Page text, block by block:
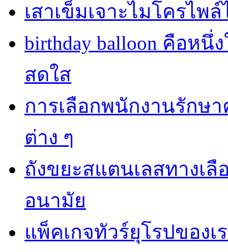
เสาเข็มเจาะไมโครไพ
birthday balloon คือห
สดใส
การเลือกพนักงานรักษ
ต่าง ๆ
ถังขยะสแตนเลสทางเ
อนามัย
แพ็คเกจทัวร์ยุโรปของ